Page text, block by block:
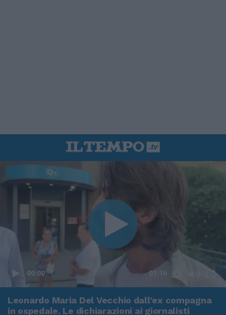
00:00 01:16
Leonardo Maria Del Vecchio dall'ex compagna
in ospedale. Le dichiarazioni ai giornalisti